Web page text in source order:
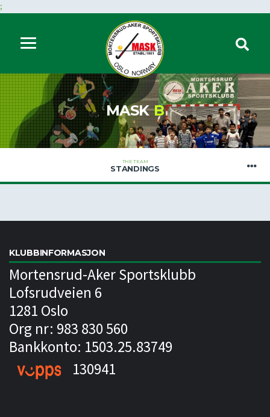
;
MASKB
THE TEAM
STANDINGS
KLUBBINFORMASJON
Mortensrud-Aker Sportsklubb
Lofsrudveien 6
1281 Oslo
Org nr: 983 830 560
Bankkonto: 1503.25.83749
130941